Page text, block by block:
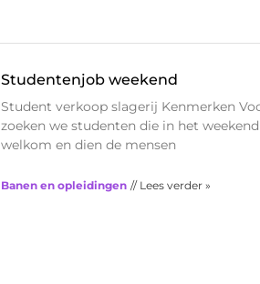
Studentenjob weekend
Student verkoop slagerij Kenmerken
zoeken we studenten die in het
welkom en dien de mensen
Banen en opleidingen // Lees verder »